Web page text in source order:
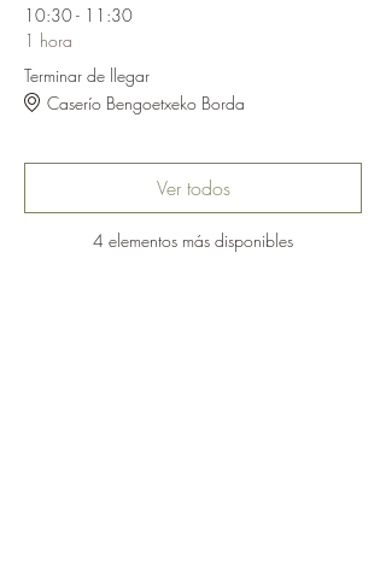
10:30 - 11:30
1 hora
Terminar de llegar
Caserío Bengoetxeko Borda
4 elementos más disponibles
Ver todos